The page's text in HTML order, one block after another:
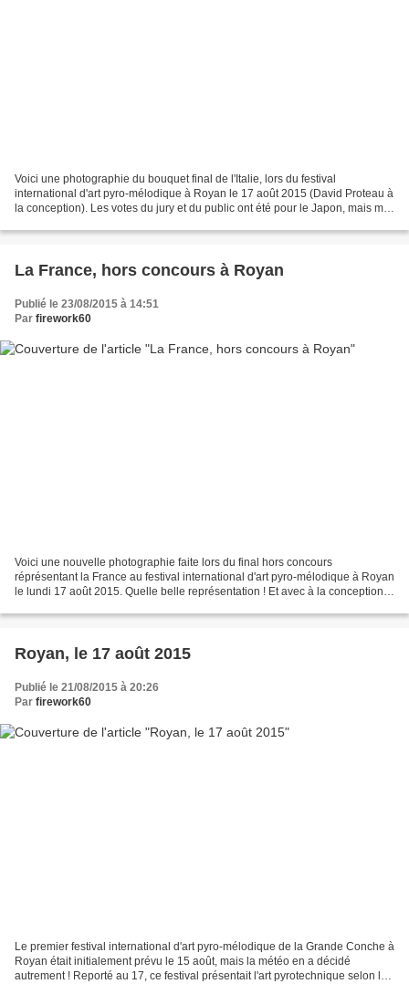
Voici une photographie du bouquet final de l'Italie, lors du festival
international d'art pyro-mélodique à Royan le 17 août 2015 (David Proteau à
la conception). Les votes du jury et du public ont été pour le Japon, mais ma
La France, hors concours à Royan
Publié le 23/08/2015 à 14:51
Par firework60
Voici une nouvelle photographie faite lors du final hors concours
réprésentant la France au festival international d'art pyro-mélodique à Royan
le lundi 17 août 2015. Quelle belle représentation ! Et avec à la conception
Royan, le 17 août 2015
Publié le 21/08/2015 à 20:26
Par firework60
Le premier festival international d'art pyro-mélodique de la Grande Conche à
Royan était initialement prévu le 15 août, mais la météo en a décidé
autrement ! Reporté au 17, ce festival présentait l'art pyrotechnique selon les